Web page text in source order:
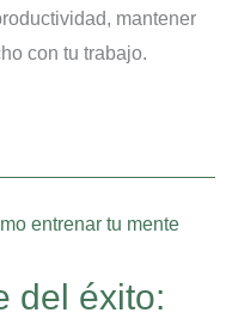
mantener
con tu trabajo.
del éxito: